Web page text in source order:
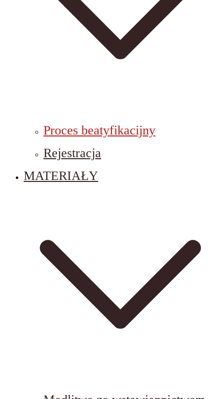
Proces beatyfikacijny
Rejestracja
MATERIAŁY